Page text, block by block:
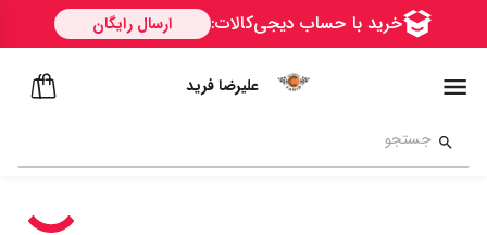
علیرضا فرید